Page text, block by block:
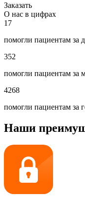
Заказать
О нас в цифрах
17
помогли пациентам за
352
помогли пациентам за
4268
помогли пациентам за
Наши